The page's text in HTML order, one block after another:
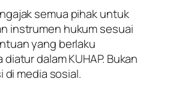
semua pihak untuk
instrumen hukum sesuai
yang berlaku
dalam KUHAP. Bukan
di media sosial.